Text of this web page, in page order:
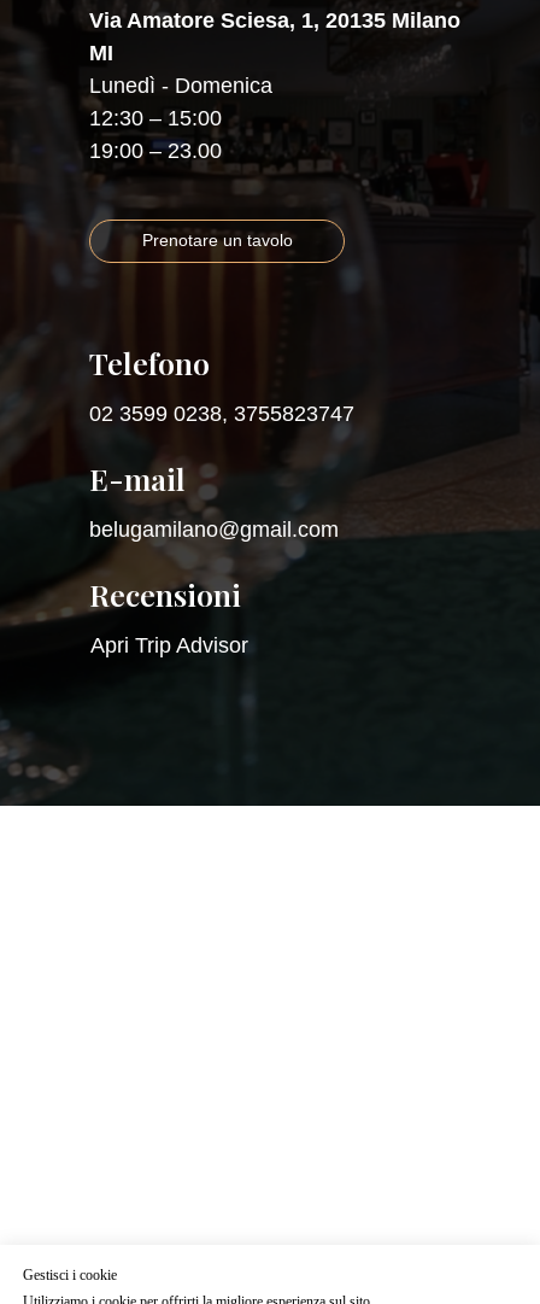
Prenotare un tavolo
02 3599 0238, 3755823747
Via Amatore Sciesa, 1, 20135 Milano
MI
Lunedì - Domenica
12:30 – 15:00
19:00 – 23.00
Telefono
Apri Trip Advisor
Recensioni
belugamilano@gmail.com
E-mail
Gestisci i cookie